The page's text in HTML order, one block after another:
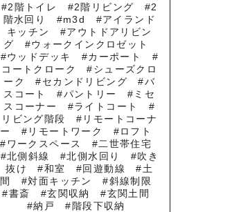
2階トイレ 2階リビング
2
階水回り
m3d
アイランド
キッチン
アウトドアリビン
グ
ウォークインクロゼット
ウッドデッキ
カーポート
コートクローク
シューズクロ
ーク
セカンドリビング
バ
スコート
パントリー
ミセ
スコーナー
ライトコート
リビング階段
リモートコーナ
ー
リモートワーク
ロフト
ワークスペース
二世帯住宅
北側斜線
北側水回り
吹き
抜け
和室 回遊動線
土
間
対面キッチン
斜線制限
書斎
玄関収納
玄関土間
納戸
階段下収納